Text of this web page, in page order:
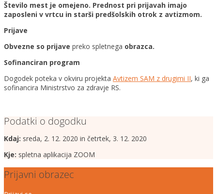
Število mest je omejeno. Prednost pri prijavah imajo
zaposleni v vrtcu in starši predšolskih otrok z avtizmom.
Prijave
Obvezne so prijave preko spletnega obrazca.
Sofinanciran program
Dogodek poteka v okviru projekta Avtizem SAM z drugimi II, ki ga
sofinancira Ministrstvo za zdravje RS.
Podatki o dogodku
Kdaj: sreda, 2. 12. 2020 in četrtek, 3. 12. 2020
Kje: spletna aplikacija ZOOM
Prijavni obrazec